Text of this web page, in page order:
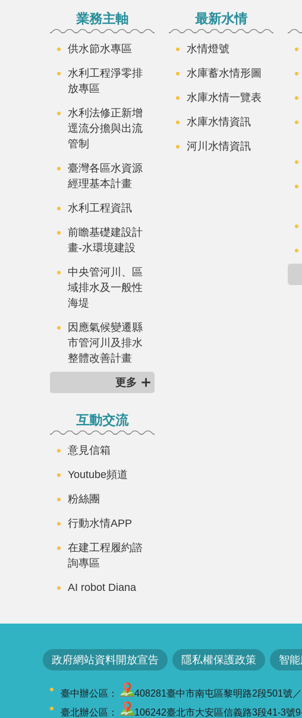
業務主軸
供水節水專區
水利工程淨零排
放專區
水利法修正新增
逕流分擔與出流
管制
臺灣各區水資源
經理基本計畫
水利工程資訊
前瞻基礎建設計
畫-水環境建設
中央管河川、區
域排水及一般性
海堤
因應氣候變遷縣
市管河川及排水
整體改善計畫
更多
最新水情
水情燈號
水庫蓄水情形圖
水庫水情一覽表
水庫水情資訊
河川水情資訊
互動交流
意見信箱
Youtube頻道
粉絲團
行動水情APP
在建工程履約諮
詢專區
AI robot Diana
政府網站資料開放宣告 隱私權保護政策 智
臺中辦公區：
408281臺中市南屯區黎明路2段501號
臺北辦公區：
106242臺北市大安區信義路3段41-3號